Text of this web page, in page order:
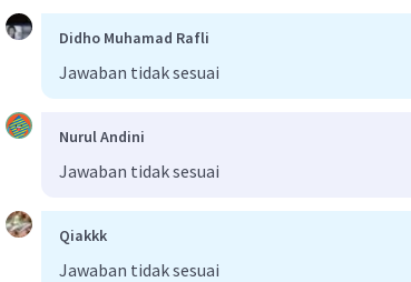
Didho Muhamad Rafli
Jawaban tidak sesuai
Nurul Andini
Jawaban tidak sesuai
Qiakkk
Jawaban tidak sesuai